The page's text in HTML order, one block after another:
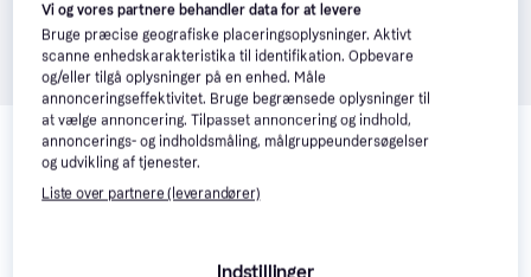
Relaterede produkter
Se vores forslag til andre produkter, der matcher dine
interesser. Vis alle
Vi og vores partnere behandler data for at levere
Bruge præcise geografiske placeringsoplysninger. Aktivt
scanne enhedskarakteristika til identifikation. Opbevare
og/eller tilgå oplysninger på en enhed. Måle
annonceringseffektivitet. Bruge begrænsede oplysninger til
at vælge annoncering. Tilpasset annoncering og indhold,
annoncerings- og indholdsmåling, målgruppeundersøgelser
og udvikling af tjenester.
Liste over partnere (leverandører)
Indstillinger